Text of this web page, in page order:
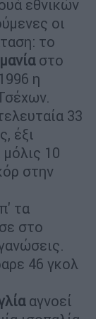
εθνικών
οι
το
στο
η
33
έξι
10
στην
τα
στο
46 γκολ
αγνοεί